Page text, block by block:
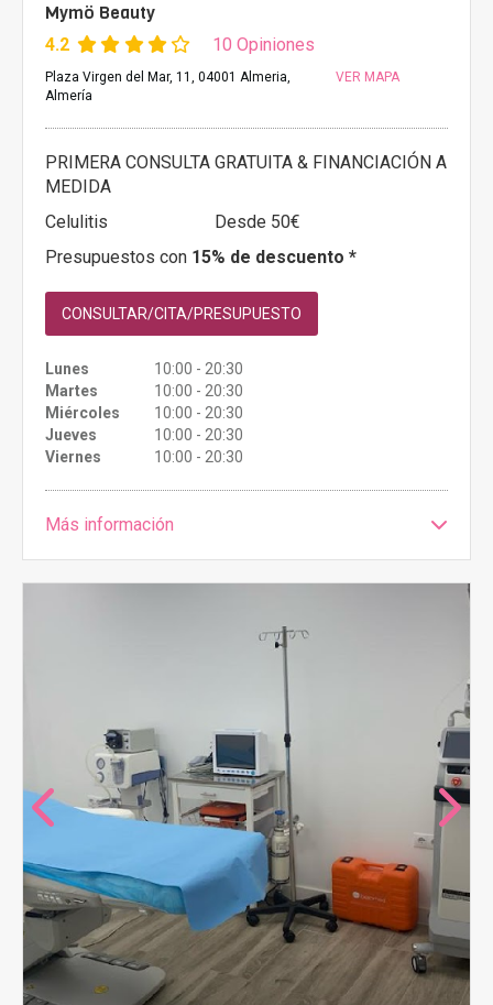
Mymö Beauty
4.2 10 Opiniones
Plaza Virgen del Mar, 11, 04001 Almeria,
Almería
VER MAPA
PRIMERA CONSULTA GRATUITA & FINANCIACIÓN A
MEDIDA
Celulitis
Desde 50€
Presupuestos con 15% de descuento *
CONSULTAR/CITA/PRESUPUESTO
Lunes
10:00 - 20:30
Martes
10:00 - 20:30
Miércoles
10:00 - 20:30
Jueves
10:00 - 20:30
Viernes
10:00 - 20:30
Más información